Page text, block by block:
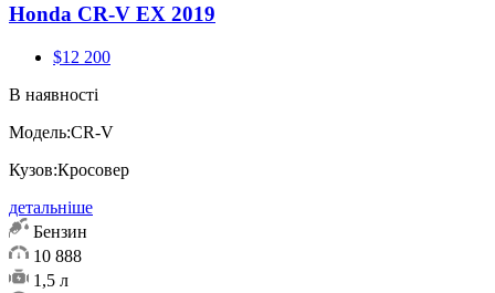
Honda CR-V EX 2019
$12 200
В наявності
Модель:CR-V
Кузов:Кросовер
детальніше
Бензин
10 888
1,5 л